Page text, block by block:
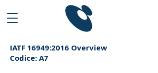
IATF 16949:2016 Overview
Codice: A7